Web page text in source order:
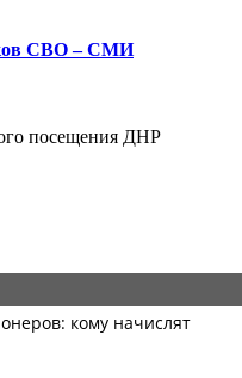
СВО – СМИ
посещения ДНР